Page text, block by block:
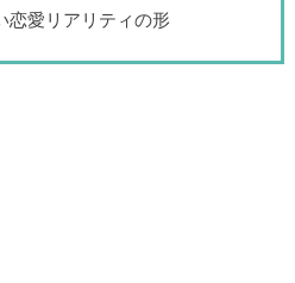
恋愛リアリティの形